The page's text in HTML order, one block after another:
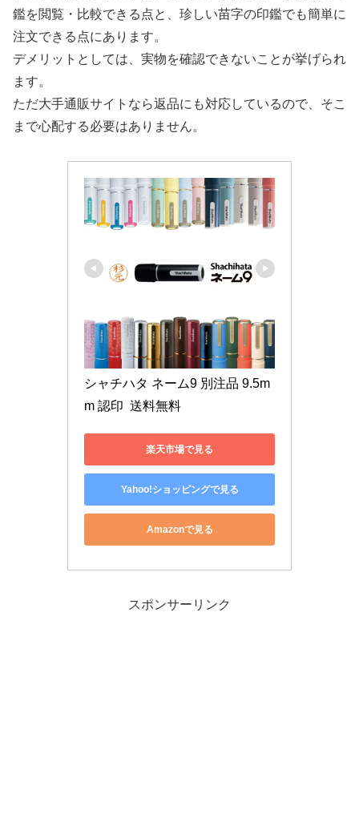
鑑を閲覧・比較できる点と、珍しい苗字の印鑑でも簡単に
注文できる点にあります。
デメリットとしては、実物を確認できないことが挙げられ
ます。
ただ大手通販サイトなら返品にも対応しているので、そこ
まで心配する必要はありません。
シャチハタ ネーム9 別注品 9.5m
楽天市場で見る
Yahoo!ショッピングで見る
Amazonで見る
スポンサーリンク